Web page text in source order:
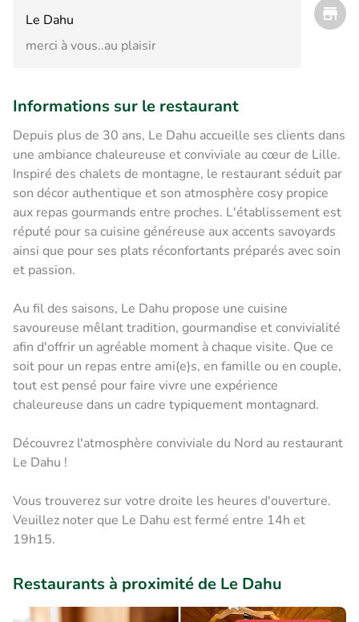
Le Dahu
merci à vous..au plaisir
Informations sur le restaurant
Depuis plus de 30 ans, Le Dahu accueille ses clients dans
une ambiance chaleureuse et conviviale au cœur de Lille.
Inspiré des chalets de montagne, le restaurant séduit par
son décor authentique et son atmosphère cosy propice
aux repas gourmands entre proches. L'établissement est
réputé pour sa cuisine généreuse aux accents savoyards
ainsi que pour ses plats réconfortants préparés avec soin
et passion.
Au fil des saisons, Le Dahu propose une cuisine
savoureuse mêlant tradition, gourmandise et convivialité
afin d'offrir un agréable moment à chaque visite. Que ce
soit pour un repas entre ami(e)s, en famille ou en couple,
tout est pensé pour faire vivre une expérience
chaleureuse dans un cadre typiquement montagnard.
Découvrez l'atmosphère conviviale du Nord au restaurant
Le Dahu !
Vous trouverez sur votre droite les heures d'ouverture.
Veuillez noter que Le Dahu est fermé entre 14h et
19h15.
Restaurants à proximité de Le Dahu